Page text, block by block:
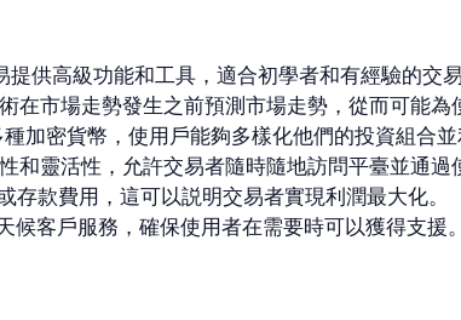
供高級功能和工具，適合初學者和有經驗的交
在市場走勢發生之前預測市場走勢，從而可能
加密貨幣，使用戶能夠多樣化他們的投資組合
和靈活性，允許交易者隨時隨地訪問平臺並通
款費用，這可以説明交易者實現利潤最大化。
候客戶服務，確保使用者在需要時可以獲得支援